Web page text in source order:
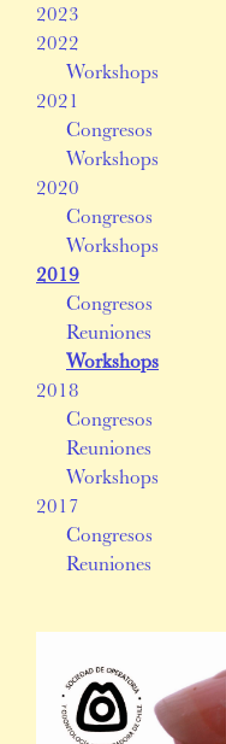
2023
2022
Workshops
2021
Congresos
Workshops
2020
Congresos
Workshops
2019
Congresos
Reuniones
Workshops
2018
Congresos
Reuniones
Workshops
2017
Congresos
Reuniones